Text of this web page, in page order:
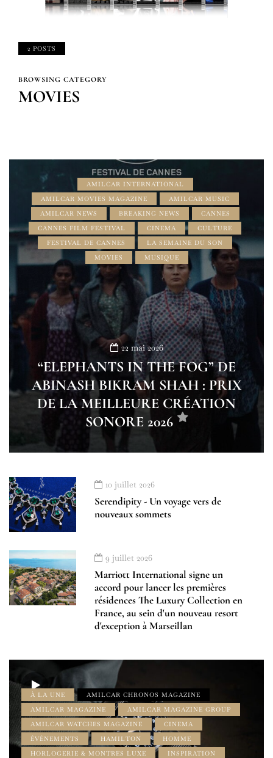
2 POSTS
BROWSING CATEGORY
MOVIES
AMILCAR INTERNATIONAL
AMILCAR MOVIES MAGAZINE
AMILCAR MUSIC
AMILCAR NEWS
BREAKING NEWS
CANNES
CANNES FILM FESTIVAL
CINEMA
CULTURE
FESTIVAL DE CANNES
LA SEMAINE DU SON
MOVIES
MUSIQUE
22 mai 2026
“ELEPHANTS IN THE FOG” DE
ABINASH BIKRAM SHAH : PRIX
DE LA MEILLEURE CRÉATION
SONORE 2026
10 juillet 2026
Serendipity - Un voyage vers de
nouveaux sommets
9 juillet 2026
Marriott International signe un
accord pour lancer les premières
résidences The Luxury Collection en
France, au sein d'un nouveau resort
d'exception à Marseillan
À LA UNE
AMILCAR CHRONOS MAGAZINE
AMILCAR MAGAZINE
AMILCAR MAGAZINE GROUP
AMILCAR WATCHES MAGAZINE
CINEMA
ÉVÉNEMENTS
HAMILTON
HOMME
HORLOGERIE & MONTRES LUXE
INSPIRATION